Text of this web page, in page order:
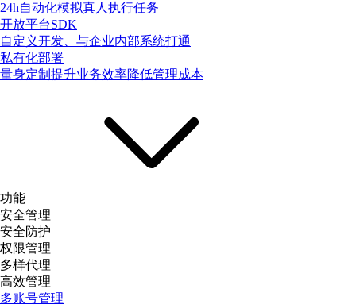
24h自动化模拟真人执行任务
开放平台SDK
自定义开发、与企业内部系统打通
私有化部署
量身定制提升业务效率降低管理成本
功能
安全管理
安全防护
权限管理
多样代理
高效管理
多账号管理